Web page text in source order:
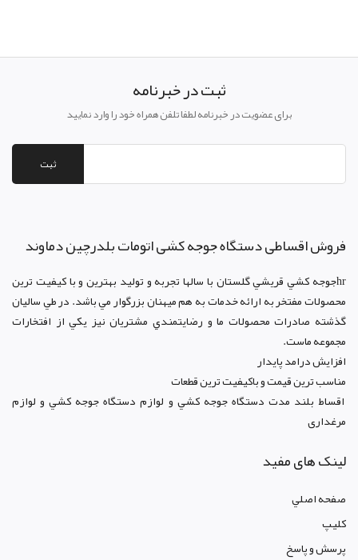
ثبت در خبرنامه
برای عضویت در خبرنامه لطفا تلفن همراه خود را وارد نمایید
ثبت
فروش اقساطی دستگاه جوجه کشی اتومات بلدرچین دماوند
hrجوجه کشي قريشي گلستان با سالها تجربه و توليد بهترين و با کيفيت ترين
محصولات مفتخر به ارائه خدمات به هم ميهنان بزرگوار مي باشد. در طي ساليان
گذشته صادرات محصولات ما و رضايتمندي مشتريان نيز يکي از افتخارات
مجموعه ماست.
افزايش درامد پايدار
مناسب ترين قيمت و باکيفيت ترين قطعات
اقساط بلند مدت دستگاه جوجه کشي و لوازم دستگاه جوجه کشي و لوازم
مرغداری
لینک های مفید
صفحه اصلي
کليپ
پرسش و پاسخ